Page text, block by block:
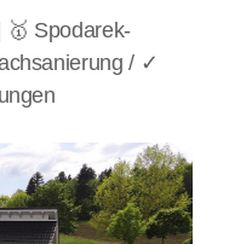
🥇 Spodarek-
/ ✓